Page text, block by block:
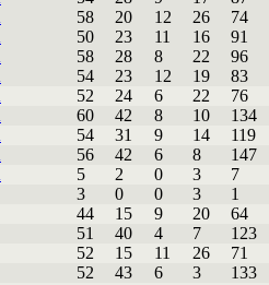
58 20 12 26
74
50 23 11 16
91
58 28 8 22
96
54 23 12 19
83
52 24 6 22
76
60 42 8 10
134
54 31 9 14
119
56 42 6 8
147
5 2 0 3
7
3 0 0 3
1
44 15 9 20
64
51 40 4 7
123
52 15 11 26
71
52 43 6 3
133